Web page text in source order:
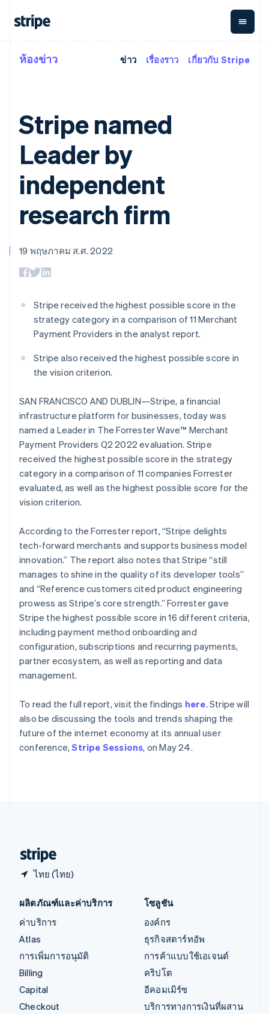
การชำระเงิน
ออนไลน์
Payment links
การชำระเงิน
แบบไม่ต้อง
UI การชำระ
เงินสำเร็จรูป
องค์ประกอบ UI
ที่ยืดหยุ่น
เงิน
มากกว่า 125
ยกระดับการ
ยอมรับการ
ชำระเงิน
การชำระเงินที่
รายรับ
หน้า
Metronome
การเรียกเก็บ
เงินตามการ
ใช้งาน
การชำระเงิน
ตามรอบบิล
การจัดการ
การชำระเงิน
ตามรอบบิล
Invoicing
ครั้งเดียวหรือ
ล่วงหน้า
Tax
ระบบ
สำหรับการ
Stripe
รายงานที่
ออกแบบเอง
การซิงค์
ข้อมูล
การ
แพลตฟ
Product roadmap
ดูสิ่งที่กำลังจะมาถึง
Radar
Atlas
การก่อตั้งบริษัทสตาร์ทอัพ
Climate
การขจัดคาร์บอน
Stripe Sessions 2026
ดูว่า Stripe กำลังสร้างโครงสร้างพื้นฐานระบบเศรษฐกิจสำหรับ
AI อย่างไร
รับชมเลย
ตามกรณีใช้งาน
การค้าแบบใช้เอเจนต์
อีคอมเมิร์ซ
บริการทางการเงินที่ผสาน
การทำงานอัตโนมัติด้าน
การเงิน
การชำระเงินในแอป
มาร์เก็ตเพลส
ตามอุตสาหกรรม
บริษัท AI
แวดวงครีเอเตอร์
และสันทนาการ
ประกันภัย
สื่อและความบันเทิง
บริการเฉพาะทาง
ภาครัฐ
ธุรกิจค้าปลีก
Stripe App Marketplace
เอกสารประกอบ
คู่มือ
รับการชำระเงินออนไลน์
สำเร็จรูป
สร้างแพลตฟอร์มหรือ
จัดการการชำระเงินตาม
รอบบิล
รองรับอยู่
จัดเตรียมและจัดการ
บริการด้วยเอเจนต์
แหล่งข้อมูล
แอป
ตัวอย่างโค้ด
บล็อกของนักพัฒนา
การสนับสนุน
รับการสนับสนุน
แพ็กเกจการสนับสนุนที่ได้
บริการเฉพาะทาง
เซสชัน
ตำแหน่งงาน
ห้องข่าว
Stripe Press
สมัครเป็นพาร์ทเนอร์
ห้องข่าว ข่าว เรื่องราว เกี่ยวกับ Stripe
Stripe named
Leader by
independent
research firm
19 พฤษภาคม ส.ศ. 2022
Stripe received the highest possible score in the
strategy category in a comparison of 11 Merchant
Payment Providers in the analyst report.
Stripe also received the highest possible score in
the vision criterion.
SAN FRANCISCO AND DUBLIN—Stripe, a financial
infrastructure platform for businesses, today was
named a Leader in The Forrester Wave™ Merchant
Payment Providers Q2 2022 evaluation. Stripe
received the highest possible score in the strategy
category in a comparison of 11 companies Forrester
evaluated, as well as the highest possible score for the
vision criterion.
According to the Forrester report, “Stripe delights
tech-forward merchants and supports business model
innovation.” The report also notes that Stripe “still
manages to shine in the quality of its developer tools”
and “Reference customers cited product engineering
prowess as Stripe’s core strength.” Forrester gave
Stripe the highest possible score in 16 different criteria,
including payment method onboarding and
configuration, subscriptions and recurring payments,
partner ecosystem, as well as reporting and data
management.
To read the full report, visit the findings here. Stripe will
also be discussing the tools and trends shaping the
future of the internet economy at its annual user
conference,Stripe Sessions, on May 24.
ไทย (ไทย)
บราซิล
บัลแกเรีย
English
Português
โปแลนด์
ฝรั่งเศส
FrançaisEnglish
ฟินแลนด์
EnglishSvenska
English
มาเลเซีย
เม็กซิโก
Español
ยิบรอลตาร์
DeutschEnglish
โรมาเนีย
English
FrançaisDeutschEnglish
ลัตเวีย
ลิกเตนสไตน์
DeutschEnglish
ลิทัวเนีย
English
สเปน
EspañolEnglish
สโลวาเกีย
English
สโลวีเนีย
EnglishItaliano
DeutschFrançaisItalianoEnglish
สวีเดน
SvenskaEnglish
สหรัฐอเมริกา
EnglishEspañol简体中文
สหรัฐอาหรับเอมิเรตส์
English
สหราชอาณาจักร
English
สาธารณรัฐเช็ก
English
สิงคโปร์
English简体中文
English
ออสเตรีย
DeutschEnglish
อิตาลี
ItalianoEnglish
ผลิตภัณฑ์และค่าบริการ
ค่าบริการ
Atlas
การเพิ่มการอนุมัติ
Billing
Capital
Checkout
โซลูชัน
องค์กร
ธุรกิจสตาร์ทอัพ
การค้าแบบใช้เอเจนต์
คริปโต
อีคอมเมิร์ซ
บริการทางการเงินที่ผสาน